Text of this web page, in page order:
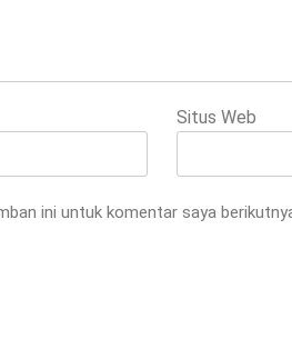
Situs Web
ini untuk komentar saya